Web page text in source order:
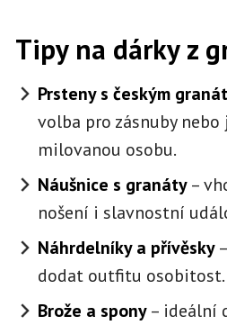
Tipy na dárky z
Prsteny s českým
volba pro zásnuby nebo
milovanou osobu.
Náušnice s granáty–
nošení i slavnostní
Náhrdelníky a přívěsky
dodat outfitu osobitost.
Brože a spony– ideální